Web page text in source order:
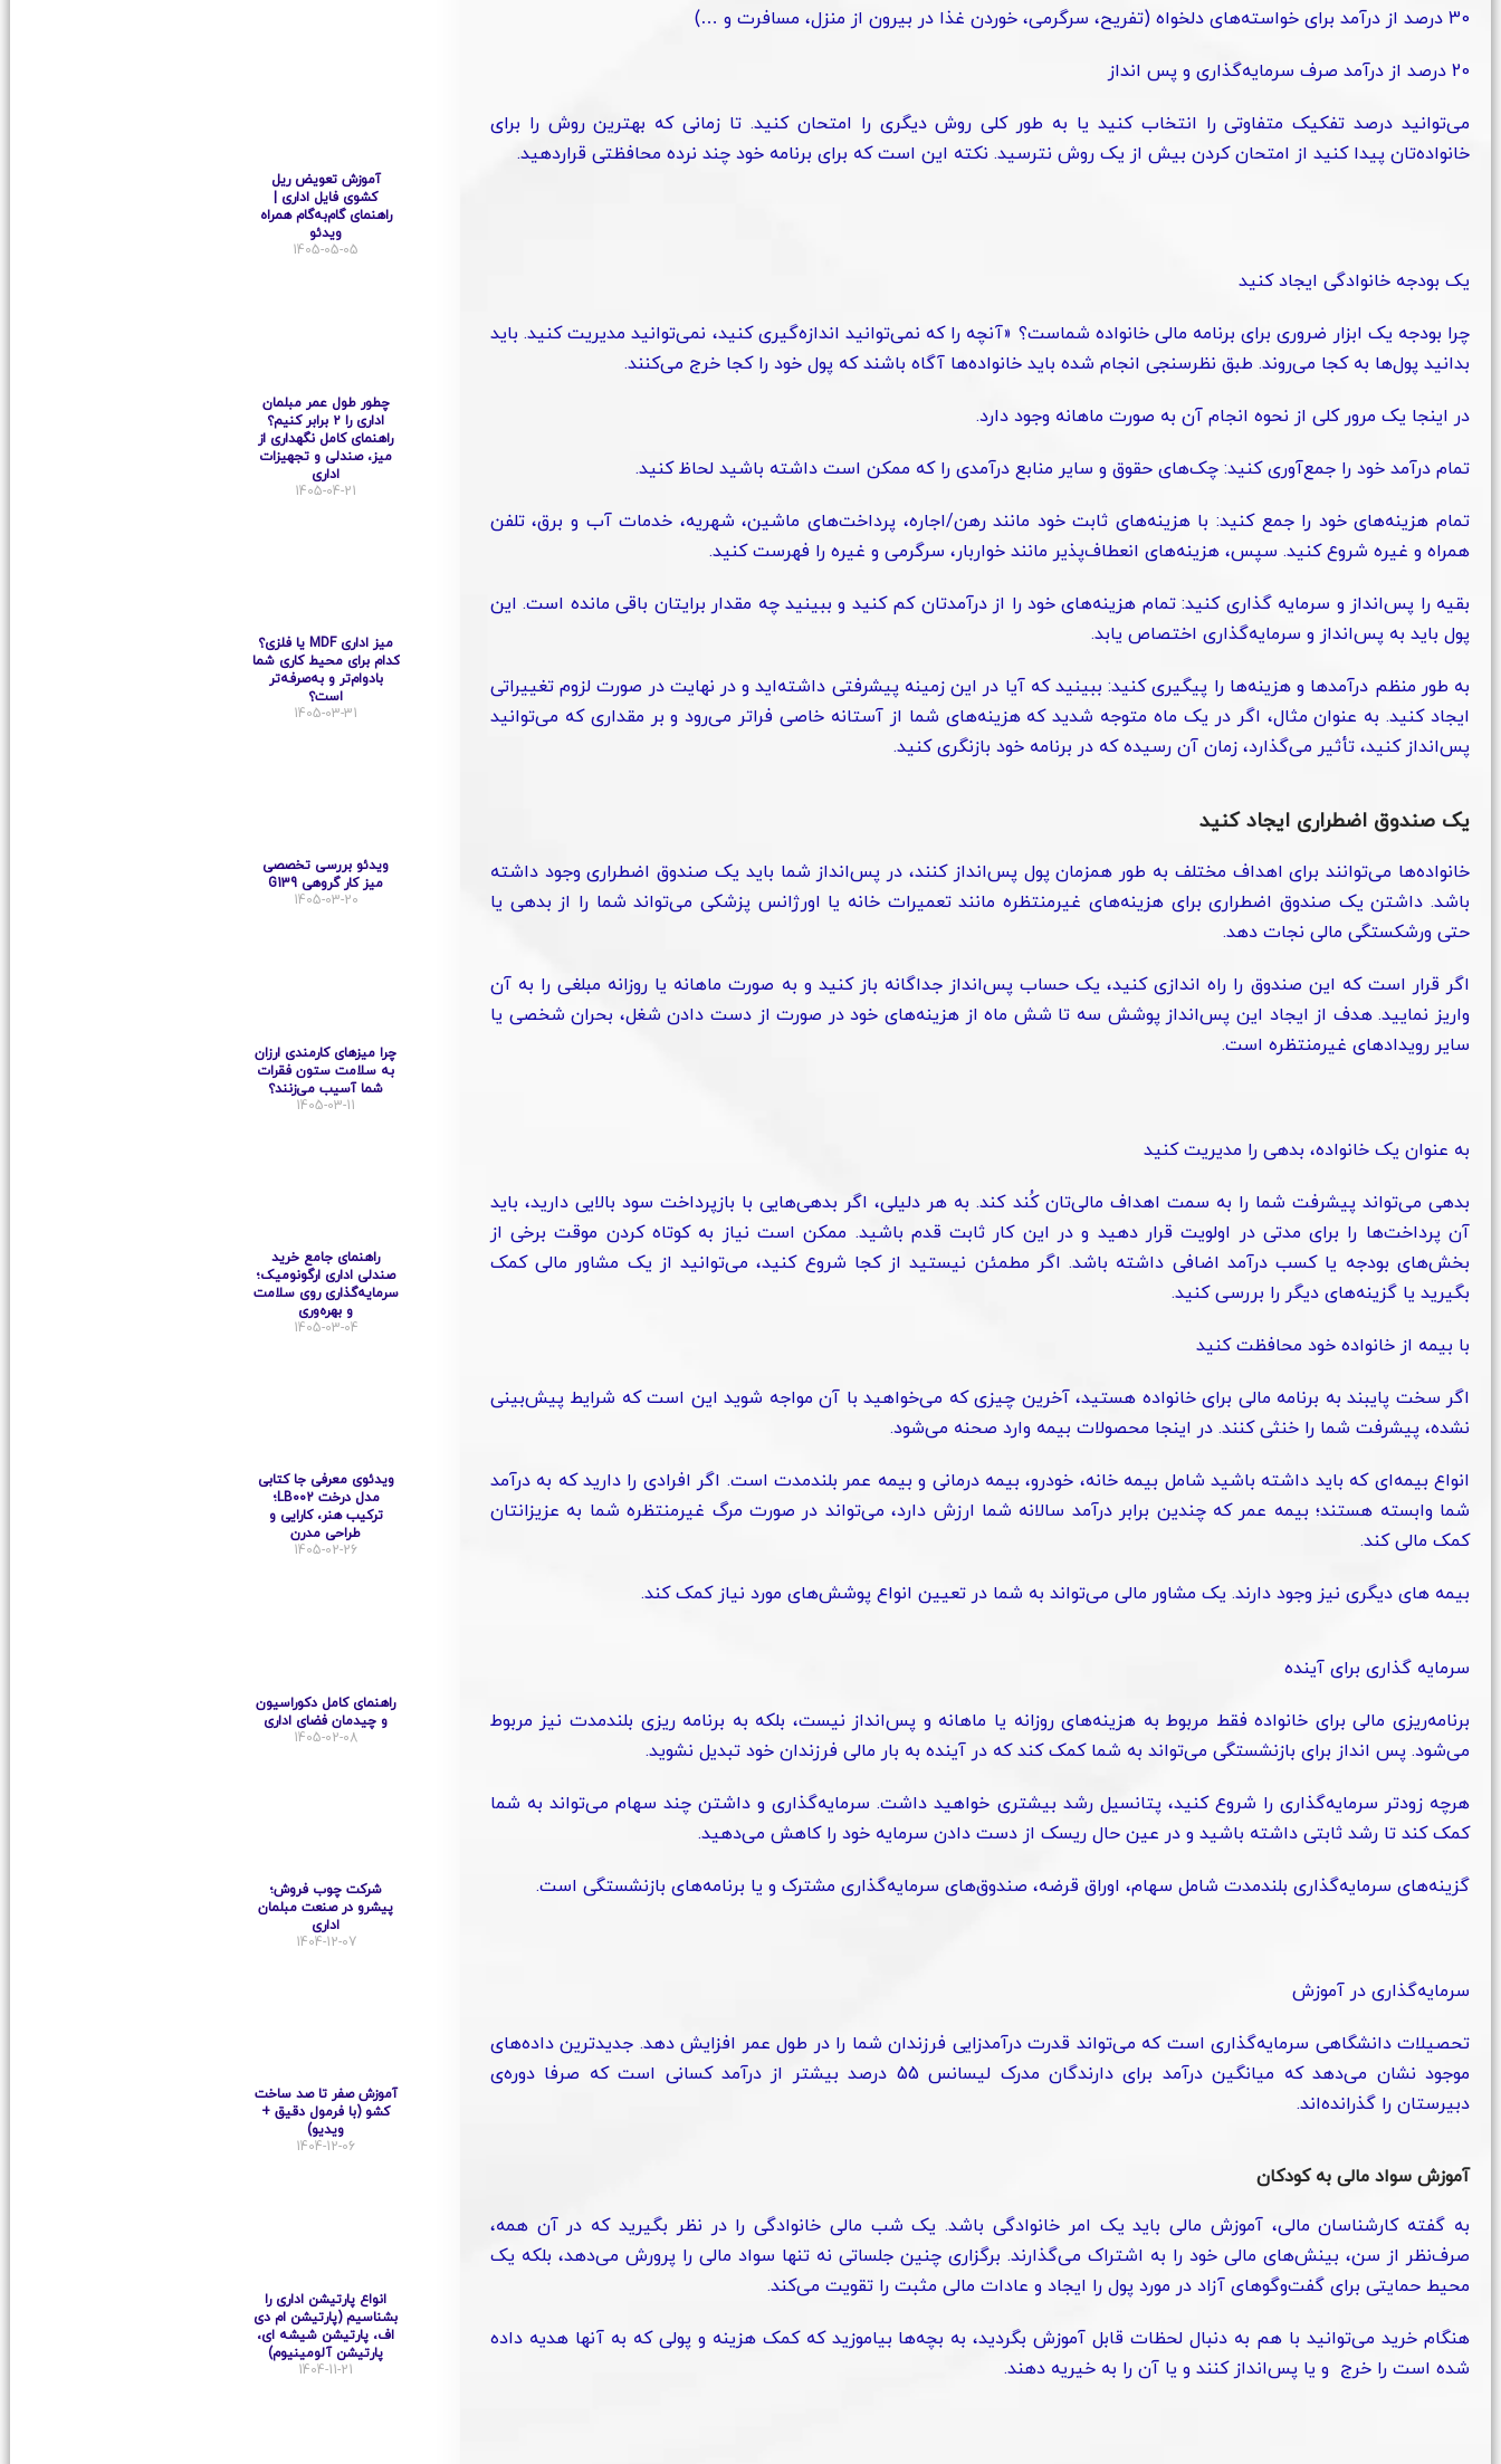
30 درصد از درآمد برای خواسته‌های دلخواه (تفریح، سرگرمی، خوردن غذا در بیرون از منزل، مسافرت و …)
20 درصد از درآمد صرف سرمایه‌گذاری و پس انداز
می‌توانید درصد تفکیک متفاوتی را انتخاب کنید یا به طور کلی روش دیگری را امتحان کنید. تا زمانی که بهترین روش را برای
خانواده‌تان پیدا کنید از امتحان کردن بیش از یک روش نترسید. نکته این است که برای برنامه خود چند نرده محافظتی قراردهید.
یک بودجه خانوادگی ایجاد کنید
چرا بودجه یک ابزار ضروری برای برنامه مالی خانواده شماست؟ «آنچه را که نمی‌توانید اندازه‌گیری کنید، نمی‌توانید مدیریت کنید. باید
بدانید پول‌ها به کجا می‌روند. طبق نظرسنجی‌ انجام شده باید خانواده‌ها آگاه باشند که پول خود را کجا خرج می‌کنند.
در اینجا یک مرور کلی از نحوه انجام آن به صورت ماهانه وجود دارد.
تمام درآمد خود را جمع‌آوری کنید: چک‌های حقوق و سایر منابع درآمدی را که ممکن است داشته باشید لحاظ کنید.
تمام هزینه‌های خود را جمع کنید: با هزینه‌های ثابت خود مانند رهن/اجاره، پرداخت‌های ماشین، شهریه، خدمات آب و برق، تلفن
همراه و غیره شروع کنید. سپس، هزینه‌های انعطاف‌پذیر مانند خواربار، سرگرمی و غیره را فهرست کنید.
بقیه را پس‌انداز و سرمایه گذاری کنید: تمام هزینه‌های خود را از درآمدتان کم کنید و ببینید چه مقدار برایتان باقی مانده است. این
پول باید به پس‌انداز و سرمایه‌گذاری اختصاص یابد.
به طور منظم درآمدها و هزینه‌ها را پیگیری کنید: ببینید که آیا در این زمینه پیشرفتی داشته‌اید و در نهایت در صورت لزوم تغییراتی
ایجاد کنید. به عنوان مثال، اگر در یک ماه متوجه شدید که هزینه‌های شما از آستانه خاصی فراتر می‌رود و بر مقداری که می‌توانید
پس‌انداز کنید، تأثیر می‌گذارد، زمان آن رسیده که در برنامه خود بازنگری کنید.
یک صندوق اضطراری ایجاد کنید
خانواده‌ها می‌توانند برای اهداف مختلف به طور همزمان پول پس‌انداز کنند، در پس‌انداز شما باید یک صندوق اضطراری وجود داشته
باشد. داشتن یک صندوق اضطراری برای هزینه‌های غیرمنتظره مانند تعمیرات خانه یا اورژانس پزشکی می‌تواند شما را از بدهی یا
حتی ورشکستگی مالی نجات دهد.
اگر قرار است که این صندوق را راه اندازی کنید، یک حساب پس‌انداز جداگانه باز کنید و به صورت ماهانه یا روزانه مبلغی را به آن
واریز نمایید. هدف از ایجاد این پس‌انداز پوشش سه تا شش ماه از هزینه‌‎های خود در صورت از دست دادن شغل، بحران شخصی یا
سایر رویدادهای غیرمنتظره است.
به عنوان یک خانواده، بدهی را مدیریت کنید
بدهی می‌تواند پیشرفت شما را به سمت اهداف مالی‌تان کُند کند. به هر دلیلی، اگر بدهی‌هایی با بازپرداخت سود بالایی دارید، باید
آن پرداخت‌ها را برای مدتی در اولویت قرار دهید و در این کار ثابت قدم باشید. ممکن است نیاز به کوتاه کردن موقت برخی از
بخش‌های بودجه یا کسب درآمد اضافی داشته باشد. اگر مطمئن نیستید از کجا شروع کنید، می‌توانید از یک مشاور مالی کمک
بگیرید یا گزینه‌های دیگر را بررسی کنید.
با بیمه از خانواده خود محافظت کنید
اگر سخت پایبند به برنامه مالی برای خانواده هستید، آخرین چیزی که می‌خواهید با آن مواجه شوید این است که شرایط پیش‌بینی
نشده، پیشرفت شما را خنثی کنند. در اینجا محصولات بیمه وارد صحنه می‌شود.
انواع بیمه‌ای که باید داشته باشید شامل بیمه خانه، خودرو، بیمه درمانی و بیمه عمر بلندمدت است. اگر افرادی را دارید که به درآمد
شما وابسته هستند؛ بیمه عمر که چندین برابر درآمد سالانه شما ارزش دارد، می‌تواند در صورت مرگ غیرمنتظره شما به عزیزانتان
کمک مالی کند.
بیمه های دیگری نیز وجود دارند. یک مشاور مالی می‌تواند به شما در تعیین انواع پوشش‌های مورد نیاز کمک کند.
سرمایه گذاری برای آینده
برنامه‌ریزی مالی برای خانواده فقط مربوط به هزینه‌های روزانه یا ماهانه و پس‌انداز نیست، بلکه به برنامه ریزی بلندمدت نیز مربوط
می‌شود. پس انداز برای بازنشستگی می‌تواند به شما کمک کند که در آینده به بار مالی فرزندان خود تبدیل نشوید.
هرچه زودتر سرمایه‌گذاری را شروع کنید، پتانسیل رشد بیشتری خواهید داشت. سرمایه‌گذاری و داشتن چند سهام می‌تواند به شما
کمک کند تا رشد ثابتی داشته باشید و در عین حال ریسک از دست دادن سرمایه خود را کاهش می‎‌دهید.
گزینه‌های سرمایه‌گذاری بلندمدت شامل سهام، اوراق قرضه، صندوق‌های سرمایه‌گذاری مشترک و یا برنامه‌های بازنشستگی است.
سرمایه‌گذاری در آموزش
تحصیلات دانشگاهی سرمایه‌گذاری است که می‌تواند قدرت درآمدزایی فرزندان شما را در طول عمر افزایش دهد. جدیدترین داده‌های
موجود نشان می‌دهد که میانگین درآمد برای دارندگان مدرک لیسانس 55 درصد بیشتر از درآمد کسانی است که صرفا دوره‌ی
دبیرستان را گذرانده‌اند.
آموزش سواد مالی به کودکان
به گفته کارشناسان مالی، آموزش مالی باید یک امر خانوادگی باشد. یک شب مالی خانوادگی را در نظر بگیرید که در آن همه،
صرف‌نظر از سن، بینش‌های مالی خود را به اشتراک می‌گذارند. برگزاری چنین جلساتی نه تنها سواد مالی را پرورش می‌دهد، بلکه یک
محیط حمایتی برای گفت‌وگوهای آزاد در مورد پول را ایجاد و عادات مالی مثبت را تقویت می‌کند.
هنگام خرید می‌توانید با هم به دنبال لحظات قابل آموزش بگردید، به بچه‌ها بیاموزید که کمک هزینه و پولی که به آنها هدیه داده
شده است را خرج و یا پس‌انداز کنند و یا آن را به خیریه دهند.
آموزش تعویض ریل
کشوی فایل اداری |
راهنمای گام‌به‌گام همراه
ویدئو
1405-05-05
چطور طول عمر مبلمان
اداری را ۲ برابر کنیم؟
راهنمای کامل نگهداری از
میز، صندلی و تجهیزات
اداری
1405-04-21
میز اداری MDF یا فلزی؟
کدام برای محیط کاری شما
بادوام‌تر و به‌صرفه‌تر
است؟
1405-03-31
ویدئو بررسی تخصصی
میز کار گروهی G139
1405-03-20
چرا میزهای کارمندی ارزان
به سلامت ستون فقرات
شما آسیب می‌زنند؟
1405-03-11
راهنمای جامع خرید
صندلی اداری ارگونومیک؛
سرمایه‌گذاری روی سلامت
و بهره‌وری
1405-03-04
ویدئوی معرفی جا کتابی
مدل درخت LB002؛
ترکیب هنر، کارایی و
طراحی مدرن
1405-02-26
راهنمای کامل دکوراسیون
و چیدمان فضای اداری
1405-02-08
شرکت چوب فروش؛
پیشرو در صنعت مبلمان
اداری
1404-12-07
آموزش صفر تا صد ساخت
کشو (با فرمول دقیق +
ویدیو)
1404-12-06
انواع پارتیشن اداری را
بشناسیم (پارتیشن ام دی
اف، پارتیشن شیشه ای،
پارتیشن آلومینیوم)
1404-11-21